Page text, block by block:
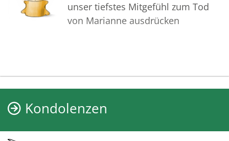
unser tiefstes Mitgefühl zum Tod
von Marianne ausdrücken
Kondolenzen